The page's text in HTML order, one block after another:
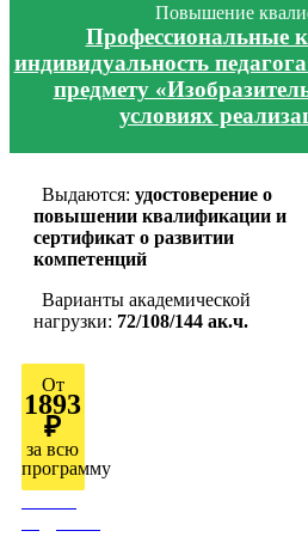
Повышение
Профессиональные
индивидуальность
предмету
условиях
Выдаются: удостоверение о
повышении квалификации и
сертификат о развитии
компетенций
Варианты академической
нагрузки: 72/108/144 ак.ч.
От
1893
₽
за всю
программу